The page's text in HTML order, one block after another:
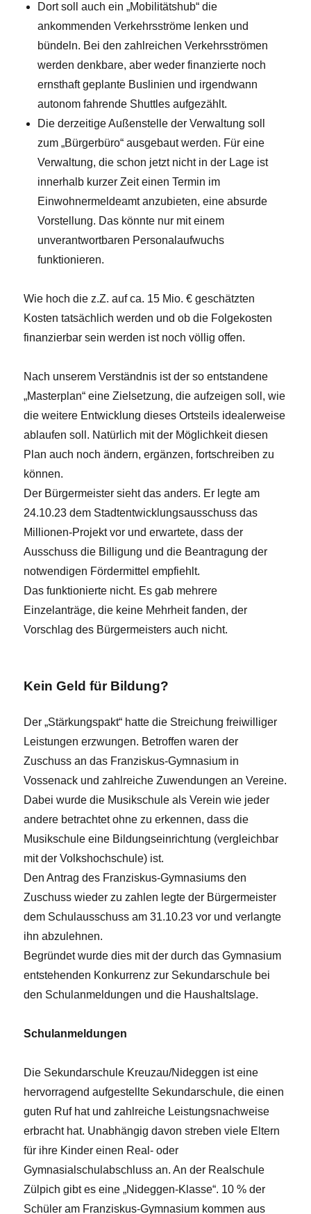
Dort soll auch ein „Mobilitätshub“ die
ankommenden Verkehrsströme lenken und
bündeln. Bei den zahlreichen Verkehrsströmen
werden denkbare, aber weder finanzierte noch
ernsthaft geplante Buslinien und irgendwann
autonom fahrende Shuttles aufgezählt.
Die derzeitige Außenstelle der Verwaltung soll
zum „Bürgerbüro“ ausgebaut werden. Für eine
Verwaltung, die schon jetzt nicht in der Lage ist
innerhalb kurzer Zeit einen Termin im
Einwohnermeldeamt anzubieten, eine absurde
Vorstellung. Das könnte nur mit einem
unverantwortbaren Personalaufwuchs
funktionieren.
Wie hoch die z.Z. auf ca. 15 Mio. € geschätzten
Kosten tatsächlich werden und ob die Folgekosten
finanzierbar sein werden ist noch völlig offen.
Nach unserem Verständnis ist der so entstandene
„Masterplan“ eine Zielsetzung, die aufzeigen soll, wie
die weitere Entwicklung dieses Ortsteils idealerweise
ablaufen soll. Natürlich mit der Möglichkeit diesen
Plan auch noch ändern, ergänzen, fortschreiben zu
können.
Der Bürgermeister sieht das anders. Er legte am
24.10.23 dem Stadtentwicklungsausschuss das
Millionen-Projekt vor und erwartete, dass der
Ausschuss die Billigung und die Beantragung der
notwendigen Fördermittel empfiehlt.
Das funktionierte nicht. Es gab mehrere
Einzelanträge, die keine Mehrheit fanden, der
Vorschlag des Bürgermeisters auch nicht.
Kein Geld für Bildung?
Der „Stärkungspakt“ hatte die Streichung freiwilliger
Leistungen erzwungen. Betroffen waren der
Zuschuss an das Franziskus-Gymnasium in
Vossenack und zahlreiche Zuwendungen an Vereine.
Dabei wurde die Musikschule als Verein wie jeder
andere betrachtet ohne zu erkennen, dass die
Musikschule eine Bildungseinrichtung (vergleichbar
mit der Volkshochschule) ist.
Den Antrag des Franziskus-Gymnasiums den
Zuschuss wieder zu zahlen legte der Bürgermeister
dem Schulausschuss am 31.10.23 vor und verlangte
ihn abzulehnen.
Begründet wurde dies mit der durch das Gymnasium
entstehenden Konkurrenz zur Sekundarschule bei
den Schulanmeldungen und die Haushaltslage.
Schulanmeldungen
Die Sekundarschule Kreuzau/Nideggen ist eine
hervorragend aufgestellte Sekundarschule, die einen
guten Ruf hat und zahlreiche Leistungsnachweise
erbracht hat. Unabhängig davon streben viele Eltern
für ihre Kinder einen Real- oder
Gymnasialschulabschluss an. An der Realschule
Zülpich gibt es eine „Nideggen-Klasse“. 10 % der
Schüler am Franziskus-Gymnasium kommen aus